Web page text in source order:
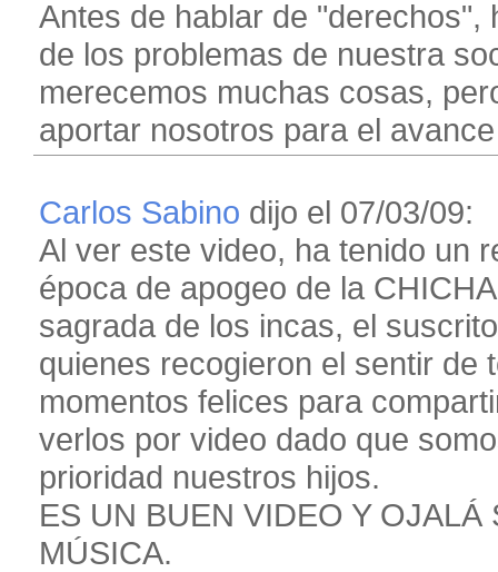
Antes de hablar de
de los problemas de nuestra
merecemos muchas cosas,
aportar nosotros para el
Carlos Sabino dijo el 07/03/09:
Al ver este video, ha tenido un
época de apogeo de la
sagrada de los incas, el
quienes recogieron el sentir de
momentos felices para
verlos por video dado que
prioridad nuestros hijos.
ES UN BUEN VIDEO Y
MÚSICA.